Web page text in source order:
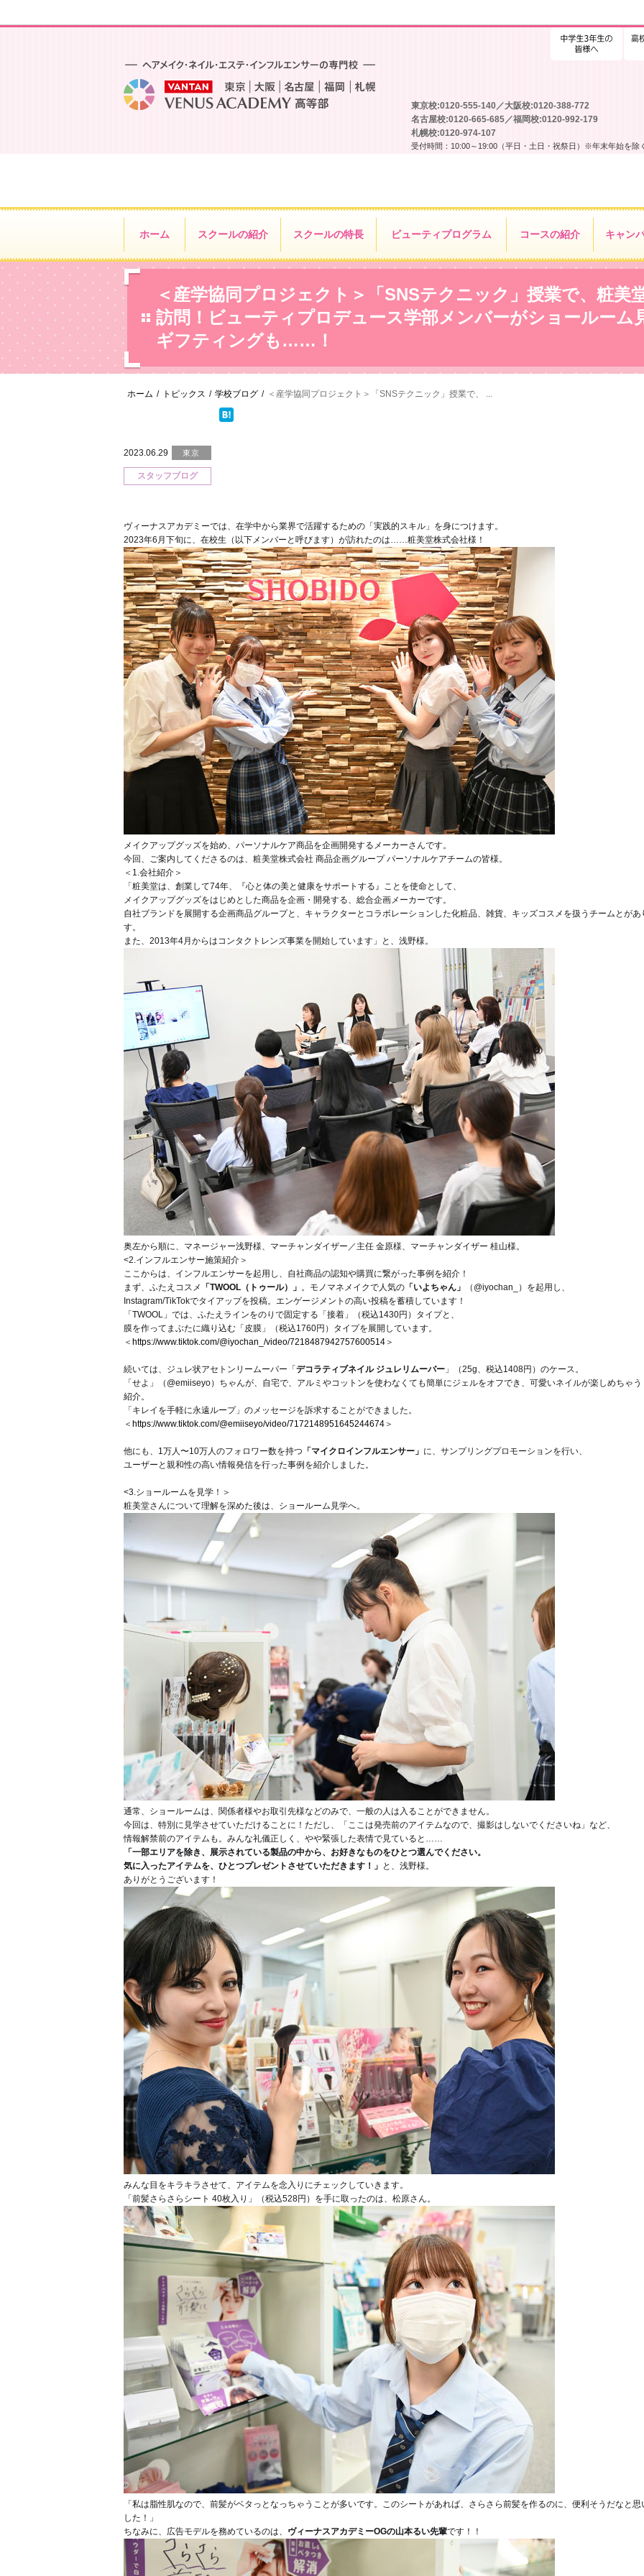
高
東京校:0120-555-140／大阪校:0120-388-772
名古屋校:0120-665-685／福岡校:0120-992-179
札幌校:0120-974-107
受付時間：10:00～19:00（平日・土日・祝祭日）※年末年始を除
ホーム スクールの紹介 スクールの特長 ビューティプログラム コースの紹介 キャン
＜産学協同プロジェクト＞「SNSテクニック」授業で、粧美
訪問！ビューティプロデュース学部メンバーがショールーム
ギフティングも……！
ホーム / トピックス / 学校ブログ / ＜産学協同プロジェクト＞「SNSテクニック」授業で、 ...
2023.06.29 東京
スタッフブログ
ヴィーナスアカデミーでは、在学中から業界で活躍するための「実践的スキル」を身につけます。
2023年6月下旬に、在校生（以下メンバーと呼びます）が訪れたのは……粧美堂株式会社様！
メイクアップグッズを始め、パーソナルケア商品を企画開発するメーカーさんです。
今回、ご案内してくださるのは、粧美堂株式会社 商品企画グループ パーソナルケアチームの皆様。
＜1.会社紹介＞
「粧美堂は、創業して74年、『心と体の美と健康をサポートする』ことを使命として、
メイクアップグッズをはじめとした商品を企画・開発する、総合企画メーカーです。
自社ブランドを展開する企画商品グループと、キャラクターとコラボレーションした化粧品、雑貨、キッズコスメを扱うチームとがあ
す。
また、2013年4⽉からはコンタクトレンズ事業を開始しています」と、浅野様。
奥左から順に、マネージャー浅野様、マーチャンダイザー／主任 金原様、マーチャンダイザー 桂山様。
<2.インフルエンサー施策紹介＞
ここからは、インフルエンサーを起用し、自社商品の認知や購買に繋がった事例を紹介！
まず、ふたえコスメ
「TWOOL（トゥール）」 。モノマネメイクで人気の 「いよちゃん」
（@iyochan_）を起用し、
Instagram/TikTokでタイアップを投稿。エンゲージメントの高い投稿を蓄積しています！
「TWOOL」では、ふたえラインをのりで固定する「接着」（税込1430円）タイプと、
膜を作ってまぶたに織り込む「皮膜」（税込1760円）タイプを展開しています。
＜ https://www.tiktok.com/@iyochan_/video/7218487942757600514 ＞
続いては、ジュレ状アセトンリームーバー「デコラティブネイル ジュレリムーバー 」（25g、税込1408円）のケース。
「せよ」（@emiiseyo）ちゃんが、自宅で、アルミやコットンを使わなくても簡単にジェルをオフでき、可愛いネイルが楽しめちゃう
紹介。
「キレイを手軽に永遠ループ」のメッセージを訴求することができました。
＜ https://www.tiktok.com/@emiiseyo/video/7172148951645244674 ＞
他にも、1万人〜10万人のフォロワー数を持つ 「マイクロインフルエンサー」 に、サンプリングプロモーションを行い、
ユーザーと親和性の高い情報発信を行った事例を紹介しました。
<3.ショールームを見学！＞
粧美堂さんについて理解を深めた後は、ショールーム見学へ。
通常、ショールームは、関係者様やお取引先様などのみで、一般の人は入ることができません。
今回は、特別に見学させていただけることに！ただし、「ここは発売前のアイテムなので、撮影はしないでくださいね」など、
情報解禁前のアイテムも。みんな礼儀正しく、やや緊張した表情で見ていると……
「一部エリアを除き、展示されている製品の中から、お好きなものをひとつ選んでください。
気に入ったアイテムを、ひとつプレゼントさせていただきます！」 と、浅野様。
ありがとうございます！
みんな目をキラキラさせて、アイテムを念入りにチェックしていきます。
「前髪さらさらシート 40枚入り」（税込528円）を手に取ったのは、松原さん。
「私は脂性肌なので、前髪がベタっとなっちゃうことが多いです。このシートがあれば、さらさら前髪を作るのに、便利そうだなと思
した！」
ちなみに、広告モデルを務めているのは、 ヴィーナスアカデミーOGの山本るい先輩です！！